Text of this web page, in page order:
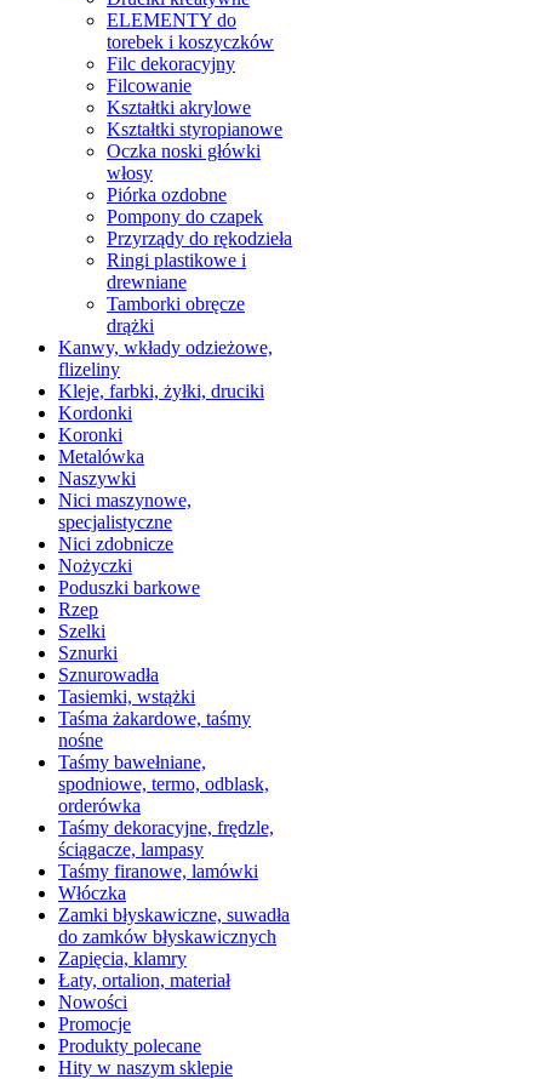
ELEMENTY do
torebek i koszyczków
Filc dekoracyjny
Filcowanie
Kształtki akrylowe
Kształtki styropianowe
Oczka noski główki
włosy
Piórka ozdobne
Pompony do czapek
Przyrządy do rękodzieła
Ringi plastikowe i
drewniane
Tamborki obręcze
drążki
Kanwy, wkłady odzieżowe,
flizeliny
Kleje, farbki, żyłki, druciki
Kordonki
Koronki
Metalówka
Naszywki
Nici maszynowe,
specjalistyczne
Nici zdobnicze
Nożyczki
Poduszki barkowe
Rzep
Szelki
Sznurki
Sznurowadła
Tasiemki, wstążki
Taśma żakardowe, taśmy
nośne
Taśmy bawełniane,
spodniowe, termo, odblask,
orderówka
Taśmy dekoracyjne, frędzle,
ściągacze, lampasy
Taśmy firanowe, lamówki
Włóczka
Zamki błyskawiczne, suwadła
do zamków błyskawicznych
Zapięcia, klamry
Łaty, ortalion, materiał
Nowości
Promocje
Produkty polecane
Hity w naszym sklepie